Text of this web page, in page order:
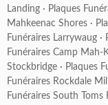
Landing · Plaques
Mahkeenac Shores ·
Funéraires Larrywaug ·
Funéraires Camp Mah-
Stockbridge · Plaques
Funéraires Rockdale
Funéraires South Toms